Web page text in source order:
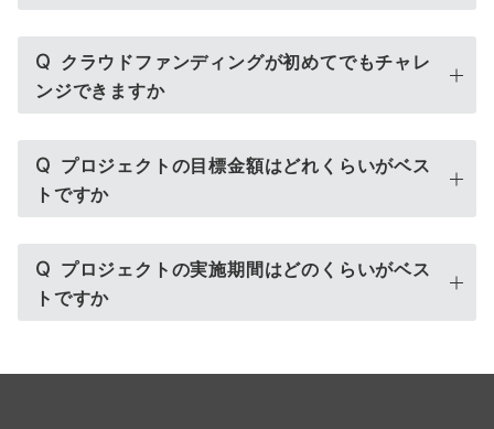
Q クラウドファンディングが初めてでもチャレ
ンジできますか
Q プロジェクトの目標金額はどれくらいがベス
トですか
Q プロジェクトの実施期間はどのくらいがベス
トですか